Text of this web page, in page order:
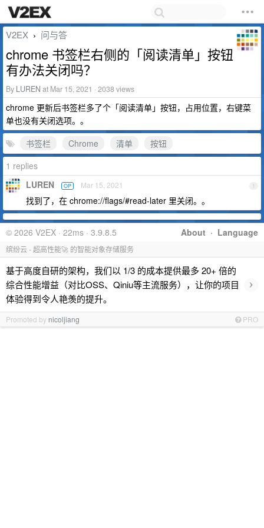
V2EX › 问与答
chrome 书签栏右侧的「阅读清单」按钮
有办法关闭吗？
By LUREN at Mar 15, 2021 · 2038 views
chrome 更新后书签栏多了个「阅读清单」按钮，占用位置，右键菜
单也没有关闭选项。。
书签栏
Chrome 清单
按钮
1 replies
1
LUREN OP Mar 15, 2021
找到了，在 chrome://flags/#read-later 里关闭。。
About · Language
© 2026 V2EX · 22ms · 3.9.8.5
缤纷云 - 超高性能🚀 的智能对象存储服务
基于高度自研的架构，我们以 1/3 的成本提供最多 20+ 倍的
综合性能增益（对比OSS、Qiniu等主流服务），让你的项目
体验得到令人艳羡的提升。
›
Promoted by nicoljiang PRO